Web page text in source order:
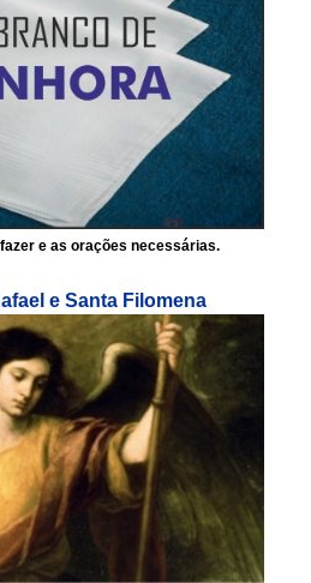
e as orações necessárias.
e Santa Filomena